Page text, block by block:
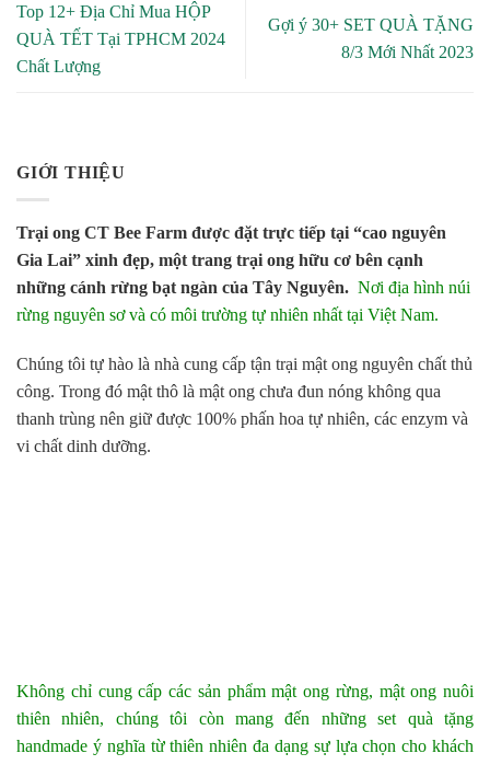
Top 12+ Địa Chỉ Mua HỘP
QUÀ TẾT Tại TPHCM 2024
Chất Lượng
Gợi ý 30+ SET QUÀ TẶNG
8/3 Mới Nhất 2023
GIỚI THIỆU
Trại ong CT Bee Farm được đặt trực tiếp tại “cao nguyên
Gia Lai” xinh đẹp, một trang trại ong hữu cơ bên cạnh
những cánh rừng bạt ngàn của Tây Nguyên. Nơi địa hình núi
rừng nguyên sơ và có môi trường tự nhiên nhất tại Việt Nam.
Chúng tôi tự hào là nhà cung cấp tận trại mật ong nguyên chất thủ
công. Trong đó mật thô là mật ong chưa đun nóng không qua
thanh trùng nên giữ được 100% phấn hoa tự nhiên, các enzym và
vi chất dinh dưỡng.
Không chỉ cung cấp các sản phẩm mật ong rừng, mật ong nuôi
thiên nhiên, chúng tôi còn mang đến những set quà tặng
handmade ý nghĩa từ thiên nhiên đa dạng sự lựa chọn cho khách